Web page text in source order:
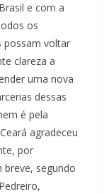
e com a
os
possam voltar
clareza a
uma nova
dessas
é pela
agradeceu
por
breve, segundo